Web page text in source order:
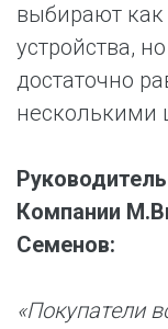
выбирают
устройства,
достаточно
несколькими
Компании
Семенов:
«Покупатели